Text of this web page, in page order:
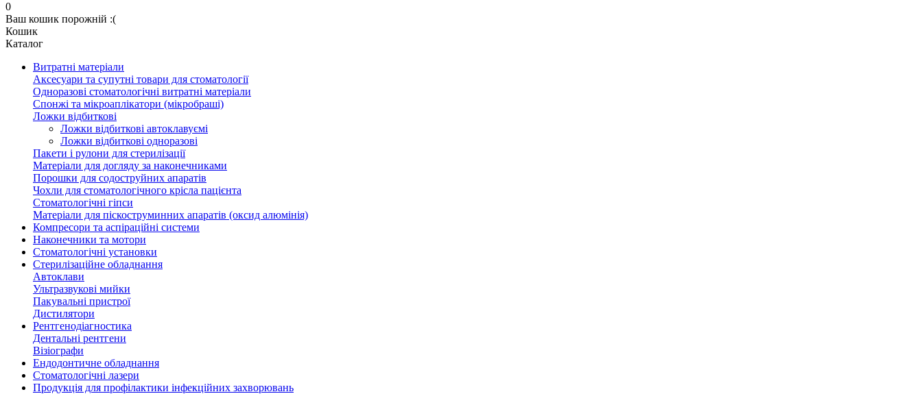
0
Ваш кошик порожній :(
Кошик
Каталог
Витратні матеріали
Аксесуари та супутні товари для стоматології
Одноразові стоматологічні витратні матеріали
Спонжі та мікроаплікатори (мікробраші)
Ложки відбиткові
Ложки відбиткові автоклавуємі
Ложки відбиткові одноразові
Пакети і рулони для стерилізації
Матеріали для догляду за наконечниками
Порошки для содоструйних апаратів
Чохли для стоматологічного крісла пацієнта
Стоматологічні гіпси
Матеріали для піскоструминних апаратів (оксид алюмінія)
Компресори та аспіраційні системи
Наконечники та мотори
Стоматологічні установки
Стерилізаційне обладнання
Автоклави
Ультразвукові мийки
Пакувальні пристрої
Дистилятори
Рентгенодіагностика
Дентальні рентгени
Візіографи
Ендодонтичне обладнання
Стоматологічні лазери
Продукція для профілактики інфекційних захворювань